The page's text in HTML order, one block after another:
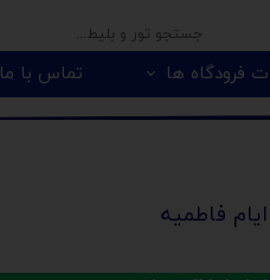
فرودگاه ها تماس با ما
فاطمیه